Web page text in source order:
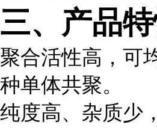
三、产品
聚合活性高，可
种单体共聚。
纯度高、杂质少